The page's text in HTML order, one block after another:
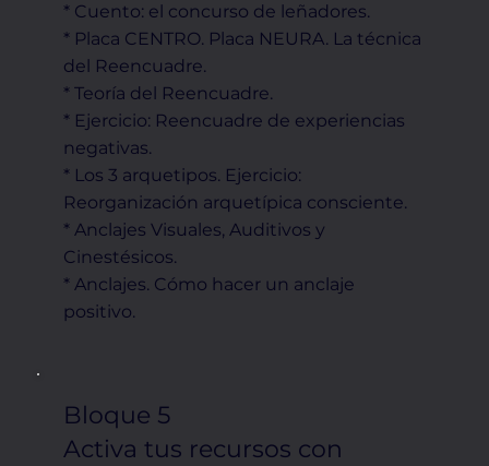
* Cuento: el concurso de leñadores.
* Placa CENTRO. Placa NEURA. La técnica
del Reencuadre.
* Teoría del Reencuadre.
* Ejercicio: Reencuadre de experiencias
negativas.
* Los 3 arquetipos. Ejercicio:
Reorganización arquetípica consciente.
* Anclajes Visuales, Auditivos y
Cinestésicos.
* Anclajes. Cómo hacer un anclaje
positivo.
Bloque 5
Activa tus recursos con